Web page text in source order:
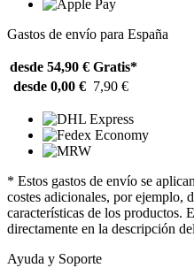
Gastos de envío para España
desde 54,90 € Gratis*
desde 0,00 € 7,90 €
* Estos gastos de envío se
costes adicionales, por ejemplo,
características de los productos.
directamente en la descripción
Ayuda y Soporte